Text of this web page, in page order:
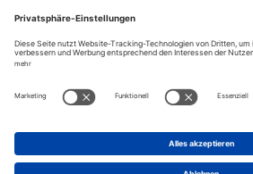
Impressum
Datenschutz